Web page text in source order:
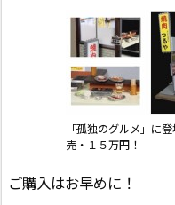
「孤独のグルメ」に
売・１５万円！
ご購入はお早めに！